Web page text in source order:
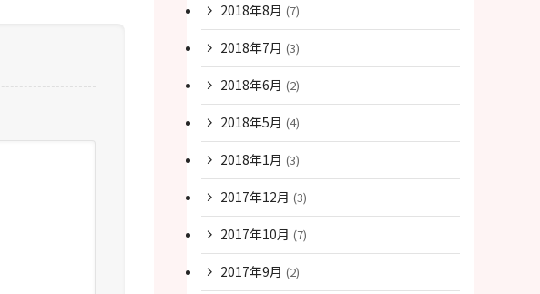
2018年8月 (7)
2018年7月 (3)
2018年6月 (2)
2018年5月 (4)
2018年1月 (3)
2017年12月 (3)
2017年10月 (7)
2017年9月 (2)